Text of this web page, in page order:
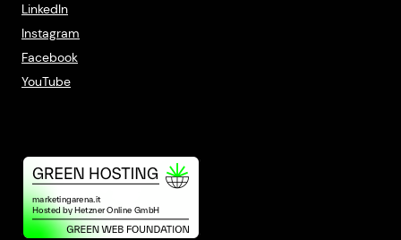
LinkedIn
Instagram
Facebook
YouTube